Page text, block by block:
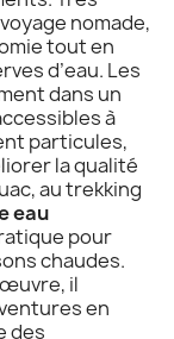
nomade,
tout en
d’eau. Les
dans un
à
particules,
la qualité
au trekking
eau
pour
chaudes.
il
en
des